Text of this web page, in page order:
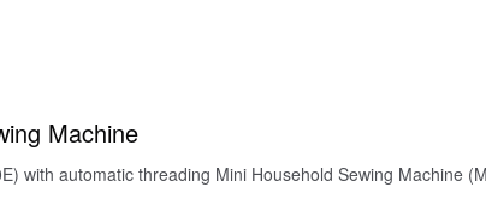
Machine
with automatic threading Mini Household Sewing Machine